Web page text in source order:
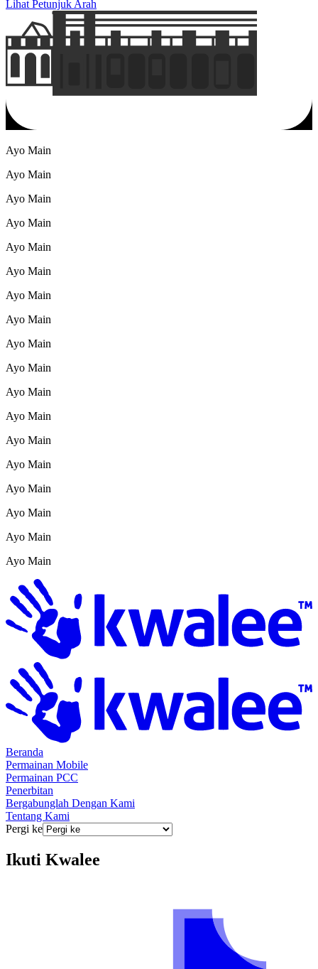
Lihat Petunjuk Arah
Ayo Main
Ayo Main
Ayo Main
Ayo Main
Ayo Main
Ayo Main
Ayo Main
Ayo Main
Ayo Main
Ayo Main
Ayo Main
Ayo Main
Ayo Main
Ayo Main
Ayo Main
Ayo Main
Ayo Main
Ayo Main
Beranda
Permainan Mobile
Permainan PCC
Penerbitan
Bergabunglah Dengan Kami
Tentang Kami
Pergi ke
Ikuti Kwalee